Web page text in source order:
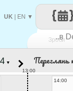
Зроби
..в
UK EN ▼
▼ Переглянь
13:00
14:00